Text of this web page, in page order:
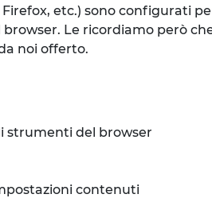
etc.) sono configurati
Le ricordiamo però
noi offerto.
strumenti del browser
contenuti